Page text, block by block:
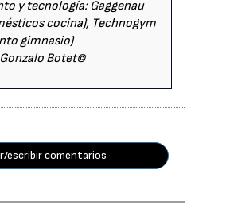
y tecnología: Gaggenau
cocina), Technogym
gimnasio)
Botet©
escribir comentarios